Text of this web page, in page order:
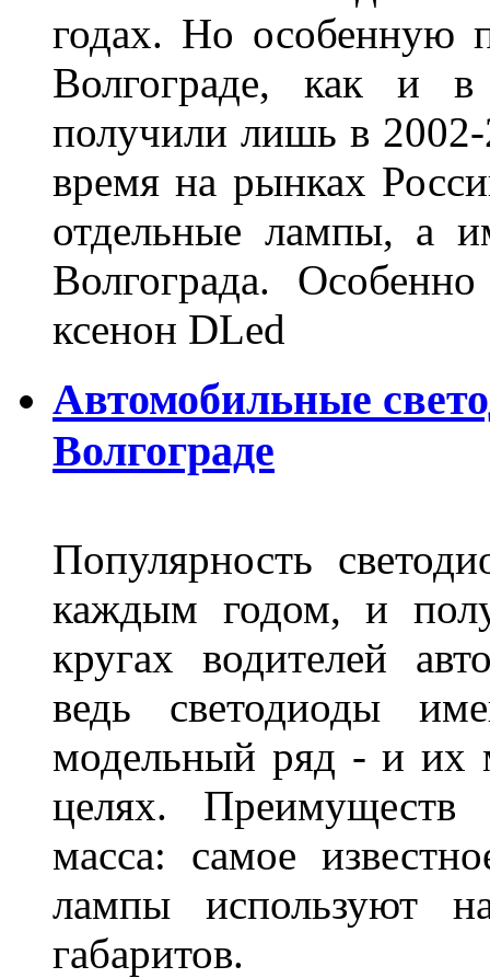
годах. Но особенную
Волгограде, как и
получили лишь в
время на рынках
отдельные лампы, а
Волгограда.
ксенон DLed
Автомобильные
Волгограде
Популярность
каждым годом, и
кругах водителей
ведь светодиоды
модельный ряд - и их
целях.
масса: самое
лампы используют
габаритов.